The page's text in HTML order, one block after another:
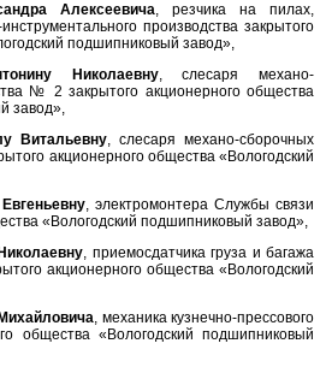
Алексеевича, резчика на пилах,
производства закрытого
подшипниковый завод»,
Николаевну, слесаря механо-
№ 2 закрытого акционерного общества
завод»,
Витальевну, слесаря механо-сборочных
акционерного общества «Вологодский
, электромонтера Службы связи
«Вологодский подшипниковый завод»,
, приемосдатчика груза и багажа
акционерного общества «Вологодский
, механика кузнечно-прессового
общества «Вологодский подшипниковый